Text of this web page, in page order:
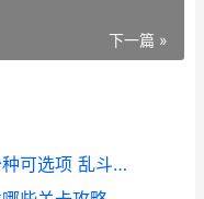
下一篇 »
乱斗西游大鹏的预设技能有多少种可选项 乱斗西游阵容搭配攻略